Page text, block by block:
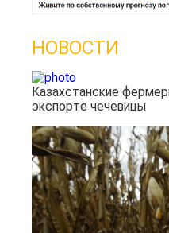
НОВОСТИ
Казахстанские
экспорте чечевицы